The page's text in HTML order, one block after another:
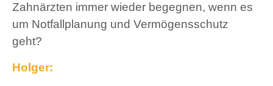
Zahnärzten immer wieder begegnen, wenn es
um Notfallplanung und Vermögensschutz
geht?
Holger: